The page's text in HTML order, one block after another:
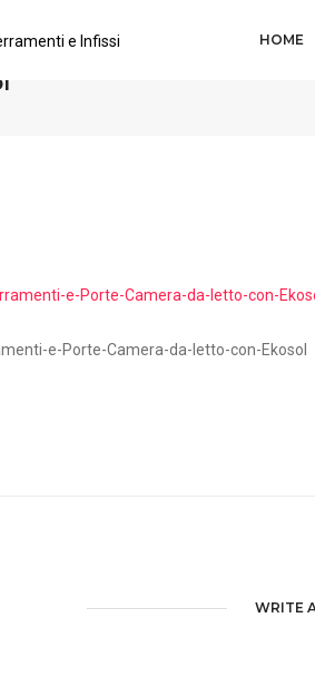
HOME
Serramenti-e-Porte-
e-Porte-Camera-da-letto-con-Ekosol
WRITE